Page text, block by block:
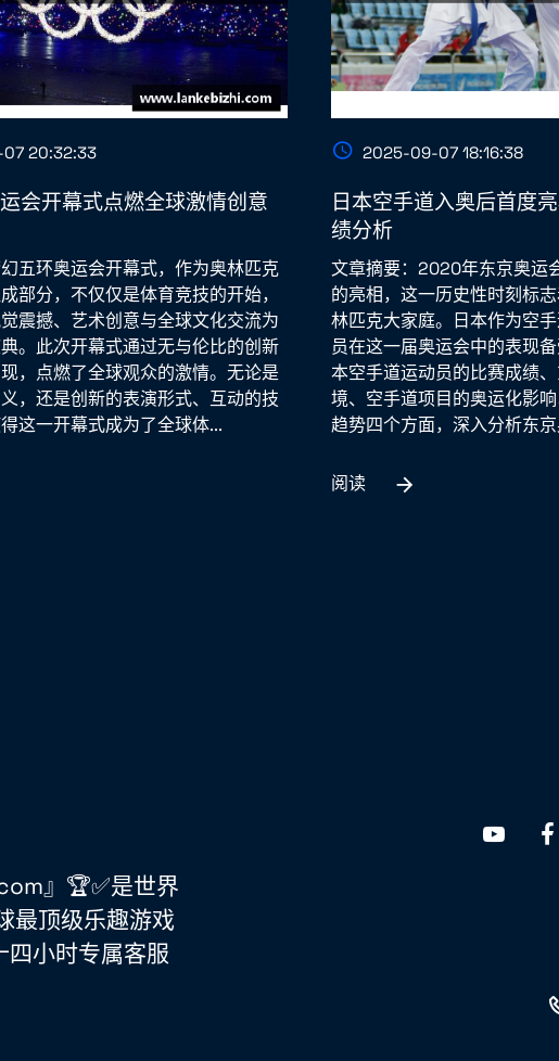
20:32:33
会开幕式点燃全球激情创意
五环奥运会开幕式，作为奥林匹克
部分，不仅仅是体育竞技的开始，
震撼、艺术创意与全球文化交流为
。此次开幕式通过无与伦比的创新
，点燃了全球观众的激情。无论是
，还是创新的表演形式、互动的技
这一开幕式成为了全球体...
2025-09-07 18:16:38
日本空手道入奥后首度
绩分析
文章摘要：2020年东京奥运
的亮相，这一历史性时刻标
林匹克大家庭。日本作为空
员在这一届奥运会中的表现
本空手道运动员的比赛成绩
境、空手道项目的奥运化影
趋势四个方面，深入分析东
阅读
』🏆✅是世界
最顶级乐趣游戏
四小时专属客服